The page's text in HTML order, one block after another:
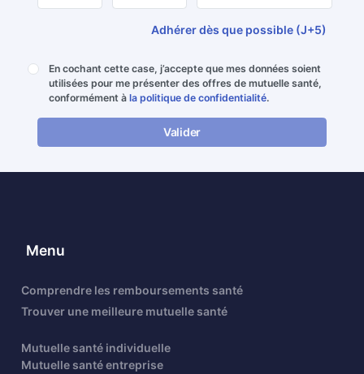
Adhérer dès que possible (J+5)
En cochant cette case, j’accepte que mes données soient
utilisées pour me présenter des offres de mutuelle santé,
conformément à la politique de confidentialité.
Valider
Menu
Comprendre les remboursements santé
Trouver une meilleure mutuelle santé
Mutuelle santé individuelle
Mutuelle santé entreprise